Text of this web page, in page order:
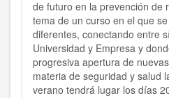
de futuro en la prevención de
tema de un curso en el que
diferentes, conectando entre
Universidad y Empresa y
progresiva apertura de
materia de seguridad y salud
verano tendrá lugar los días